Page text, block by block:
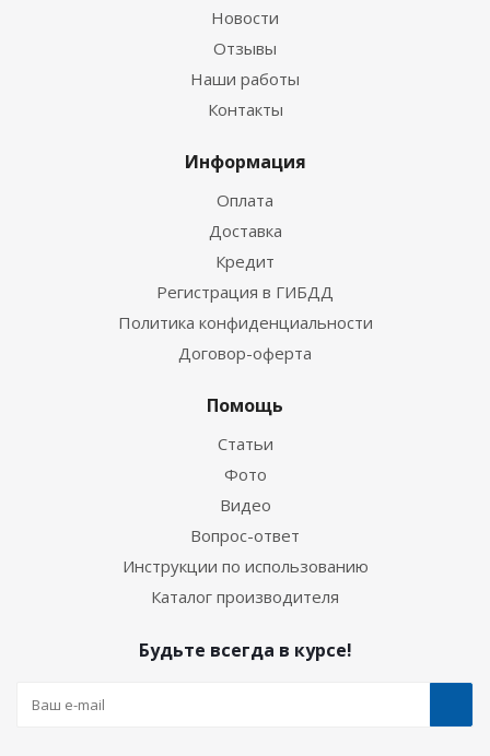
Новости
Отзывы
Наши работы
Контакты
Информация
Оплата
Доставка
Кредит
Регистрация в ГИБДД
Политика конфиденциальности
Договор-оферта
Помощь
Статьи
Фото
Видео
Вопрос-ответ
Инструкции по использованию
Каталог производителя
Будьте всегда в курсе!